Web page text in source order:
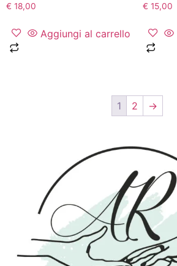
€ 18,00
Aggiungi al carrello
€ 15,00
1 2 →